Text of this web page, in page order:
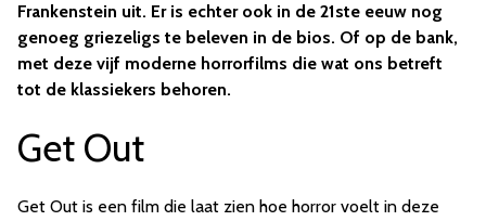
Frankenstein uit. Er is echter ook in de 21ste eeuw nog
genoeg griezeligs te beleven in de bios. Of op de bank,
met deze vijf moderne horrorfilms die wat ons betreft
tot de klassiekers behoren.
Get Out
Get Out is een film die laat zien hoe horror voelt in deze